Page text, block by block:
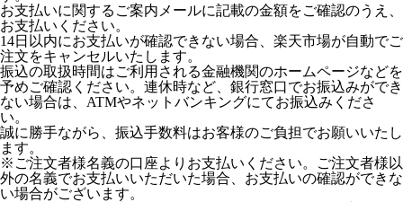
お支払いに関するご案内メールに記載の金額をご確認のうえ、
お支払いください。
14日以内にお支払いが確認できない場合、楽天市場が自動でご
注文をキャンセルいたします。
振込の取扱時間はご利用される金融機関のホームページなどを
予めご確認ください。連休時など、銀行窓口でお振込みができ
ない場合は、ATMやネットバンキングにてお振込みくださ
い。
誠に勝手ながら、振込手数料はお客様のご負担でお願いいたし
ます。
※ご注文者様名義の口座よりお支払いください。ご注文者様以
外の名義でお支払いいただいた場合、お支払いの確認ができな
い場合がございます。